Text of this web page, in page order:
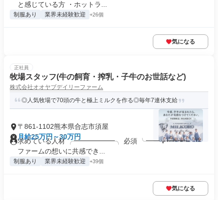
と感じている方 ・ホットラ...
制服あり 業界未経験歓迎 +26個
気になる
正社員
牧場スタッフ(牛の飼育・搾乳・子牛のお世話など)
株式会社オオヤブデイリーファーム
◎人気牧場で70頭の牛と極上ミルクを作る◎毎年7連休支給
〒861-1102熊本県合志市須屋
月給25万円～30万円
求めている人材 ╭━━━━━━╮ 必須 ╰━━ｖ━━━╯ ・
ファームの想いに共感でき...
制服あり 業界未経験歓迎 +39個
気になる